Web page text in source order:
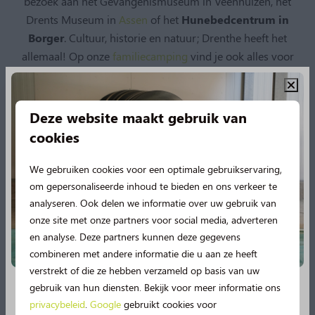
Drents Museum in Assen of het Hunebedcentrum in
Borger. Cultuur, historie en natuur; Drenthe heeft het
allemaal! Op onzefamiliecamping vind je ook alles voor
een onvergetelijk verblijf. Neem een duik in ons
zwembad met schuifdak, zodat je bij goed én slecht
weer kunt zwemmen. Ontspan in de wellnessruimte,
geniet van een hapje en drankje in het restaurant,
terwijl de kinderen zich uitleven met het recreatieteam,
in de speeltuin of op het sportveld. Zo kun jij
gemoedelijk en gastvrij genieten midden in de natuur.
Zwembad met schuifdak
Multisportveld
Wellnessruimte
Belevingspad
Deze website maakt gebruik van
cookies
We gebruiken cookies voor een optimale gebruikservaring,
om gepersonaliseerde inhoud te bieden en ons verkeer te
analyseren. Ook delen we informatie over uw gebruik van
onze site met onze partners voor social media, adverteren
en analyse. Deze partners kunnen deze gegevens
combineren met andere informatie die u aan ze heeft
verstrekt of die ze hebben verzameld op basis van uw
gebruik van hun diensten. Bekijk voor meer informatie ons
privacybeleid .Google gebruikt cookies voor